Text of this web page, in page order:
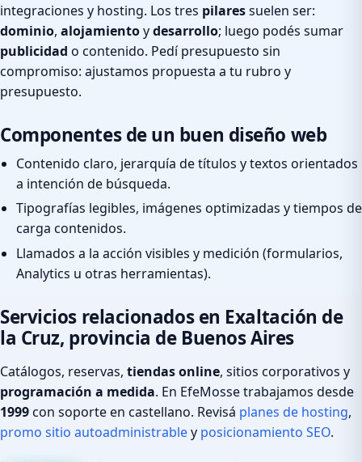
integraciones y hosting. Los tres pilaressuelen ser:
dominio, alojamientoydesarrollo; luego podés sumar
publicidad o contenido. Pedí presupuesto sin
compromiso: ajustamos propuesta a tu rubro y
presupuesto.
Componentes de un buen diseño web
Contenido claro, jerarquía de títulos y textos orientados
a intención de búsqueda.
Tipografías legibles, imágenes optimizadas y tiempos de
carga contenidos.
Llamados a la acción visibles y medición (formularios,
Analytics u otras herramientas).
Servicios relacionados en Exaltación de
la Cruz, provincia de Buenos Aires
Catálogos, reservas, tiendas online, sitios corporativos y
programación a medida. En EfeMosse trabajamos desde
1999con soporte en castellano. Revisá planes de hosting,
promo sitio autoadministrabley posicionamiento SEO.